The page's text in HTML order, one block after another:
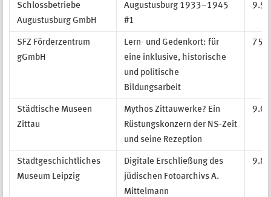
Schlossbetriebe
Augustusburg GmbH
Augustusburg 1933–1945
#1
SFZ Förderzentrum
gGmbH
Lern- und Gedenkort: für
eine inklusive, historische
und politische
Bildungsarbeit
Städtische Museen
Zittau
Mythos Zittauwerke? Ein
Rüstungskonzern der NS-Zeit
und seine Rezeption
Stadtgeschichtliches
Museum Leipzig
Digitale Erschließung des
jüdischen Fotoarchivs A.
Mittelmann